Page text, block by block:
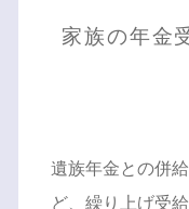
家族の年金
遺族年金との併
ど、繰り上げ受